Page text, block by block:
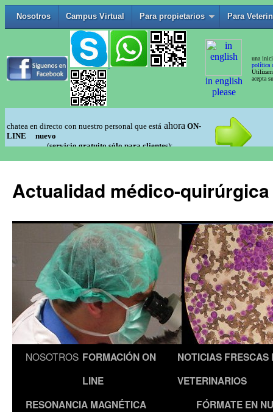
Actualidad médico-
NOSOTROS FORMACIÓN ON
LINE
NOTICIAS FRESCAS
VETERINARIOS
RESONANCIA MAGNÉTICA
FÓRMATE EN